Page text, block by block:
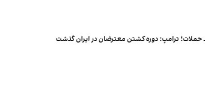
حملات؛ ترامپ: دوره کشتن معترضان در ایران گذشت